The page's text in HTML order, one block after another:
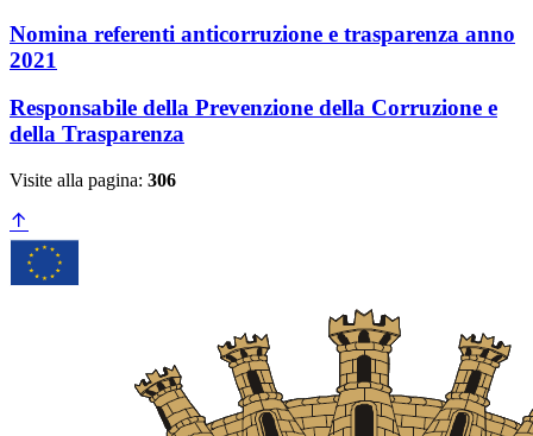
Nomina referenti anticorruzione e trasparenza anno
2021
Responsabile della Prevenzione della Corruzione e
della Trasparenza
Visite alla pagina: 306